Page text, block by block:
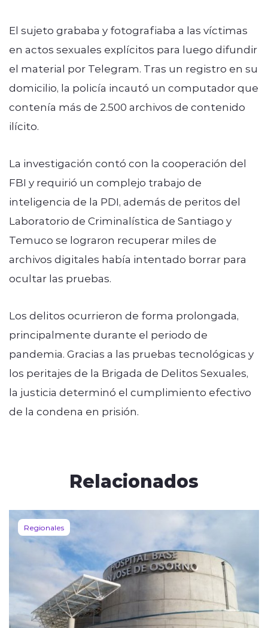
El sujeto grababa y fotografiaba a las víctimas
en actos sexuales explícitos para luego difundir
el material por Telegram. Tras un registro en su
domicilio, la policía incautó un computador que
contenía más de 2.500 archivos de contenido
ilícito.
La investigación contó con la cooperación del
FBI y requirió un complejo trabajo de
inteligencia de la PDI, además de peritos del
Laboratorio de Criminalística de Santiago y
Temuco se lograron recuperar miles de
archivos digitales había intentado borrar para
ocultar las pruebas.
Los delitos ocurrieron de forma prolongada,
principalmente durante el periodo de
pandemia. Gracias a las pruebas tecnológicas y
los peritajes de la Brigada de Delitos Sexuales,
la justicia determinó el cumplimiento efectivo
de la condena en prisión.
Relacionados
Regionales